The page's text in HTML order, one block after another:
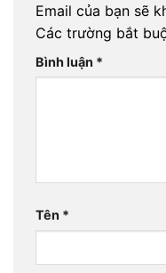
Email của bạn sẽ
Các trường bắt
Bình luận *
Tên *